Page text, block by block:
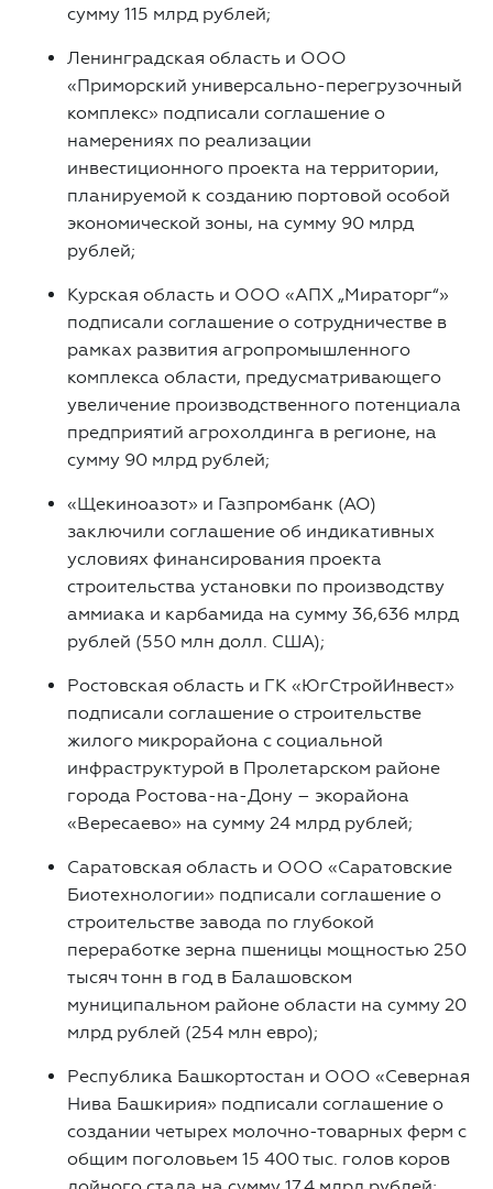
сумму 115 млрд рублей;
Ленинградская область и ООО
«Приморский универсально-перегрузочный
комплекс» подписали соглашение о
намерениях по реализации
инвестиционного проекта на территории,
планируемой к созданию портовой особой
экономической зоны, на сумму 90 млрд
рублей;
Курская область и ООО «АПХ „Мираторг“»
подписали соглашение о сотрудничестве в
рамках развития агропромышленного
комплекса области, предусматривающего
увеличение производственного потенциала
предприятий агрохолдинга в регионе, на
сумму 90 млрд рублей;
«Щекиноазот» и Газпромбанк (АО)
заключили соглашение об индикативных
условиях финансирования проекта
строительства установки по производству
аммиака и карбамида на сумму 36,636 млрд
рублей (550 млн долл. США);
Ростовская область и ГК «ЮгСтройИнвест»
подписали соглашение о строительстве
жилого микрорайона с социальной
инфраструктурой в Пролетарском районе
города Ростова-на-Дону – экорайона
«Вересаево» на сумму 24 млрд рублей;
Саратовская область и ООО «Саратовские
Биотехнологии» подписали соглашение о
строительстве завода по глубокой
переработке зерна пшеницы мощностью 250
тысяч тонн в год в Балашовском
муниципальном районе области на сумму 20
млрд рублей (254 млн евро);
Республика Башкортостан и ООО «Северная
Нива Башкирия» подписали соглашение о
создании четырех молочно-товарных ферм с
общим поголовьем 15 400 тыс. голов коров